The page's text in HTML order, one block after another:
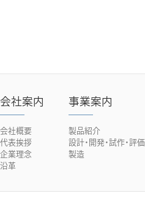
会社案内
会社概要
代表挨拶
企業理念
沿革
事業案内
製品紹介
設計・開発・試作・評価
製造